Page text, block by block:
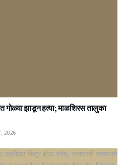
गोळ्या झाडून हत्या; माळशिरस तालुका
2026